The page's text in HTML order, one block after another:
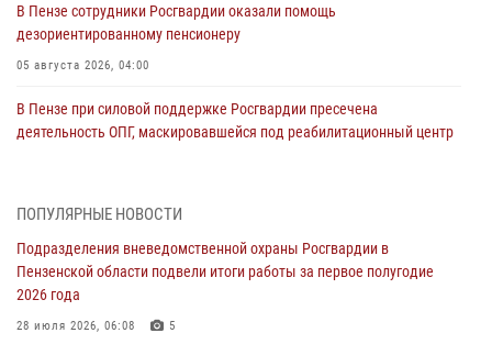
В Пензе сотрудники Росгвардии оказали помощь
дезориентированному пенсионеру
05 августа 2026, 04:00
В Пензе при силовой поддержке Росгвардии пресечена
деятельность ОПГ, маскировавшейся под реабилитационный центр
работы за первое полугодие 2026 года
Росгвардия обеспечила безопасность праздничных мероприятий в
ПОПУЛЯРНЫЕ НОВОСТИ
Подразделения вневедомственной охраны Росгвардии в
Пензенской области подвели итоги работы за первое полугодие
2026 года
28 июля 2026, 06:08 5